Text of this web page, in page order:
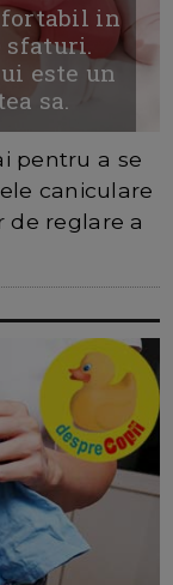
in
sfaturi.
este un
sa.
pentru a se
caniculare
de reglare a